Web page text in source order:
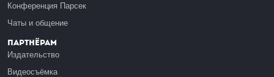
Конференция Парсек
Чаты и общение
Партнёрам
Издательство
Видеосъёмка